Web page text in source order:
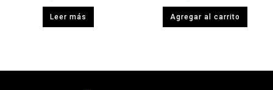
Leer más Agregar al carrito